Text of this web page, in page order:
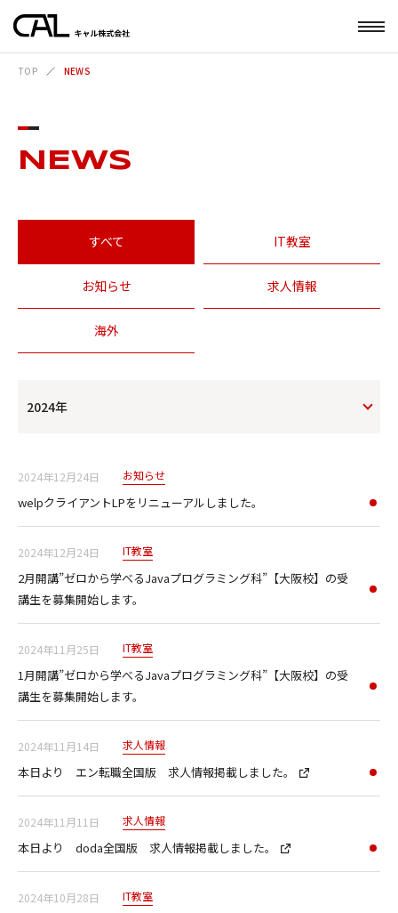
TOP NEWS
NEWS
すべて IT教室
お知らせ 求人情報
海外
2024年
2024年12月24日 お知らせ
welpクライアントLPをリニューアルしました。
2024年12月24日 IT教室
2月開講”ゼロから学べるJavaプログラミング科”【大阪校】の受
講生を募集開始します。
2024年11月25日 IT教室
1月開講”ゼロから学べるJavaプログラミング科”【大阪校】の受
講生を募集開始します。
2024年11月14日 求人情報
本日より エン転職全国版 求人情報掲載しました。
2024年11月11日 求人情報
本日より doda全国版 求人情報掲載しました。
2024年10月28日 IT教室